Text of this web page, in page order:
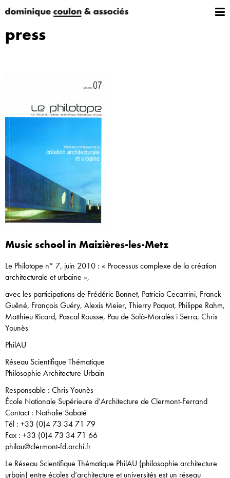
press
Music school in Maizières-les-Metz
Le Philotope n° 7, juin 2010 : « Processus complexe de la création
architecturale et urbaine »,
avec les participations de Frédéric Bonnet, Patricio Cecarrini, Franck
Guêné, François Guéry, Alexis Meier, Thierry Paquot, Philippe Rahm,
Matthieu Ricard, Pascal Rousse, Pau de Solà-Moralès i Serra, Chris
Younès
PhilAU
Réseau Scientifique Thématique
Philosophie Architecture Urbain
Responsable : Chris Younès
École Nationale Supérieure d’Architecture de Clermont-Ferrand
Contact : Nathalie Sabaté
Tél : +33 (0)4 73 34 71 79
Fax : +33 (0)4 73 34 71 66
philau@clermont-fd.archi.fr
Le Réseau Scientifique Thématique PhilAU (philosophie architecture
urbain) entre écoles d’architecture et universités est un réseau